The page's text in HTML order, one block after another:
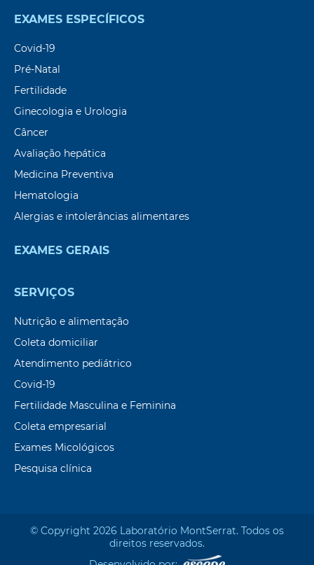
EXAMES ESPECÍFICOS
Covid-19
Pré-Natal
Fertilidade
Ginecologia e Urologia
Câncer
Avaliação hepática
Medicina Preventiva
Hematologia
Alergias e intolerâncias alimentares
EXAMES GERAIS
SERVIÇOS
Nutrição e alimentação
Coleta domiciliar
Atendimento pediátrico
Covid-19
Fertilidade Masculina e Feminina
Coleta empresarial
Exames Micológicos
Pesquisa clínica
© Copyright 2026 Laboratório Mont`Serrat. Todos os
direitos reservados.